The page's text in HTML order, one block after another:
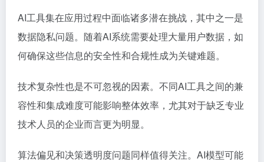
AI工具集在应用过程中面临诸多潜在挑战，其中之一是
数据隐私问题。随着AI系统需要处理大量用户数据，如
何确保这些信息的安全性和合规性成为关键难题。
技术复杂性也是不可忽视的因素。不同AI工具之间的兼
容性和集成难度可能影响整体效率，尤其对于缺乏专业
技术人员的企业而言更为明显。
算法偏见和决策透明度问题同样值得关注。AI模型可能